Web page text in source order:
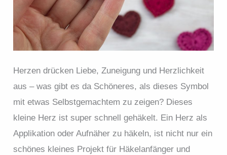
Herzen drücken Liebe, Zuneigung und Herzlichkeit
aus – was gibt es da Schöneres, als dieses Symbol
mit etwas Selbstgemachtem zu zeigen? Dieses
kleine Herz ist super schnell gehäkelt. Ein Herz als
Applikation oder Aufnäher zu häkeln, ist nicht nur ein
schönes kleines Projekt für Häkelanfänger und